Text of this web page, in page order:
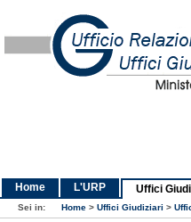
Home L'URP Uffici
Sei in: Home > Uffici Giudiziari >